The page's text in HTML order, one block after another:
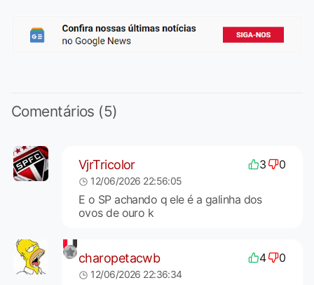
Comentários (5)
VjrTricolor 3 0
12/06/2026 22:56:05
E o SP achando q ele é a galinha dos
ovos de ouro k
charopetacwb 4 0
12/06/2026 22:36:34